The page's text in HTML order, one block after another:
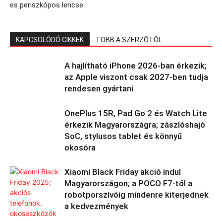
es periszkópos lencse
KAPCSOLÓDÓ CIKKEK TÖBB A SZERZŐTŐL
A hajlítható iPhone 2026-ban érkezik;
az Apple viszont csak 2027-ben tudja
rendesen gyártani
OnePlus 15R, Pad Go 2 és Watch Lite
érkezik Magyarországra; zászlóshajó
SoC, stylusos tablet és könnyű
okosóra
Xiaomi Black Friday akció indul
Magyarországon; a POCO F7-től a
robotporszívóig mindenre kiterjednek
a kedvezmények